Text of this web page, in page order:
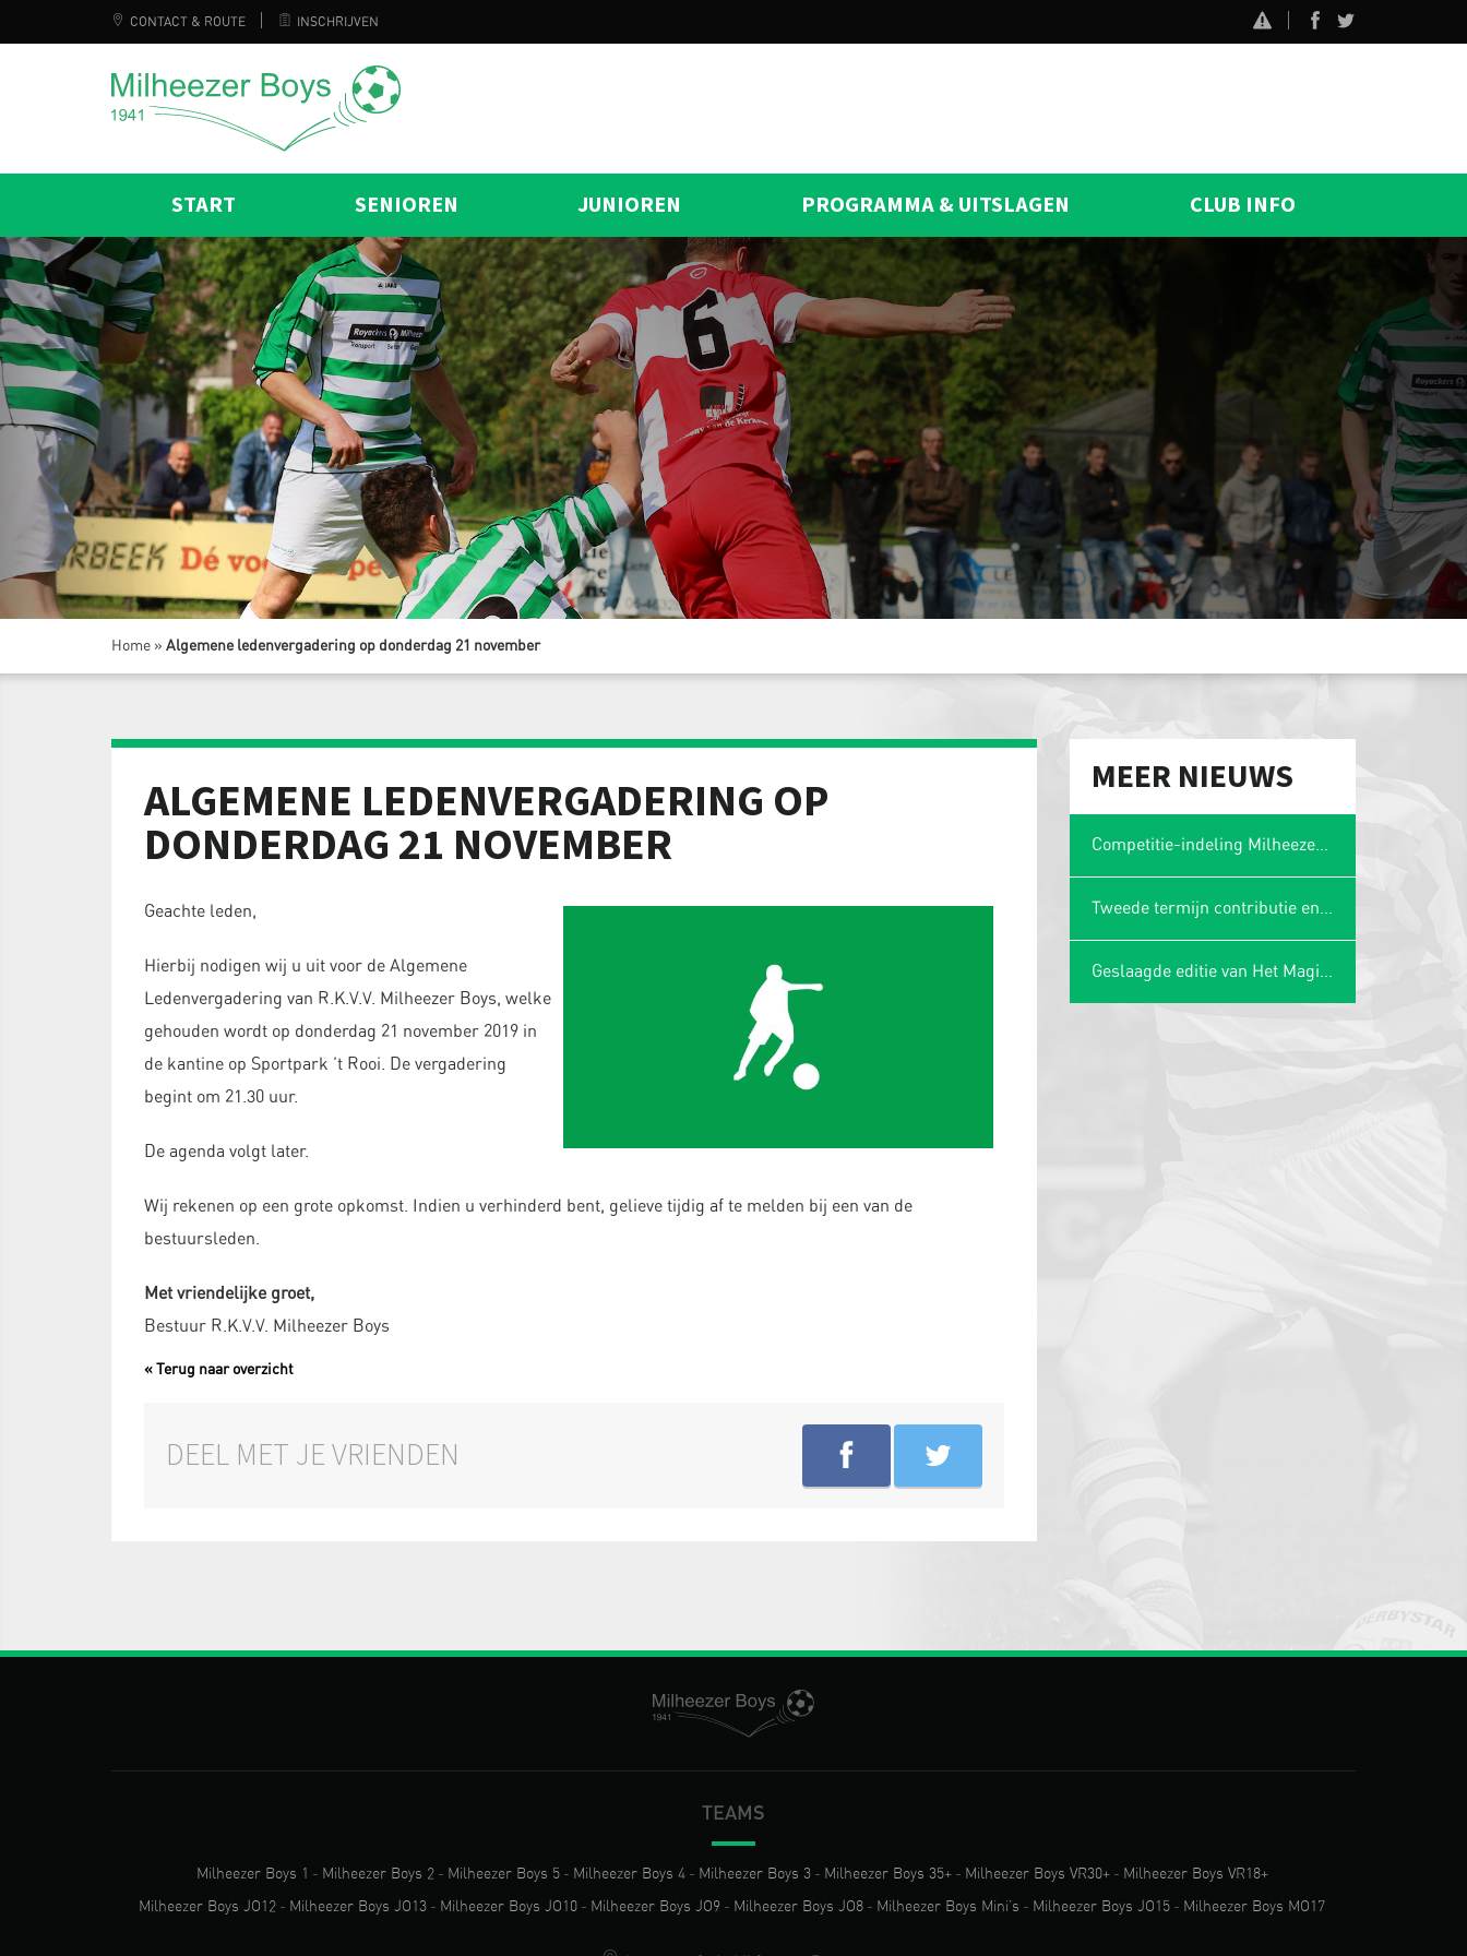
CONTACT & ROUTE INSCHRIJVEN
START SENIOREN JUNIOREN PROGRAMMA & UITSLAGEN CLUB INFO
Home » Algemene ledenvergadering op donderdag 21 november
ALGEMENE LEDENVERGADERING OP
DONDERDAG 21 NOVEMBER
Geachte leden,
Hierbij nodigen wij u uit voor de Algemene
Ledenvergadering van R.K.V.V. Milheezer Boys, welke
gehouden wordt op donderdag 21 november 2019 in
de kantine op Sportpark ’t Rooi. De vergadering
begint om 21.30 uur.
De agenda volgt later.
Wij rekenen op een grote opkomst. Indien u verhinderd bent, gelieve tijdig af te melden bij een van de
bestuursleden.
Met vriendelijke groet,
Bestuur R.K.V.V. Milheezer Boys
« Terug naar overzicht
DEEL MET JE VRIENDEN
MEER NIEUWS
Competitie-indeling Milheezer Boys 1 bekend: plaatsing in Limburgse hoek
Tweede termijn contributie en wasgelden 2025-2026
Geslaagde editie van Het Magische Spons Gezelligheidstoernooi
TEAMS
Milheezer Boys 1 - Milheezer Boys 2 - Milheezer Boys 5 - Milheezer Boys 4 - Milheezer Boys 3 - Milheezer Boys 35+ - Milheezer Boys VR30+ - Milheezer Boys VR18+
Milheezer Boys JO12 - Milheezer Boys JO13 - Milheezer Boys JO10 - Milheezer Boys JO9 - Milheezer Boys JO8 - Milheezer Boys Mini’s - Milheezer Boys JO15 - Milheezer Boys MO17